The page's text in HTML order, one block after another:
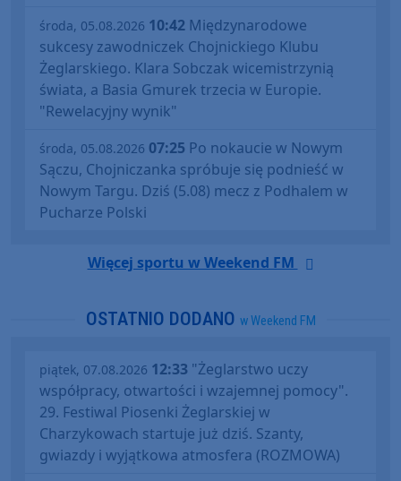
środa, 05.08.2026 10:42 Międzynarodowe
sukcesy zawodniczek Chojnickiego Klubu
Żeglarskiego. Klara Sobczak wicemistrzynią
świata, a Basia Gmurek trzecia w Europie.
"Rewelacyjny wynik"
środa, 05.08.2026 07:25 Po nokaucie w Nowym
Sączu, Chojniczanka spróbuje się podnieść w
Nowym Targu. Dziś (5.08) mecz z Podhalem w
Pucharze Polski
Więcej sportu w Weekend FM
OSTATNIO DODANO w Weekend FM
piątek, 07.08.2026 12:33 "Żeglarstwo uczy
współpracy, otwartości i wzajemnej pomocy".
29. Festiwal Piosenki Żeglarskiej w
Charzykowach startuje już dziś. Szanty,
gwiazdy i wyjątkowa atmosfera (ROZMOWA)